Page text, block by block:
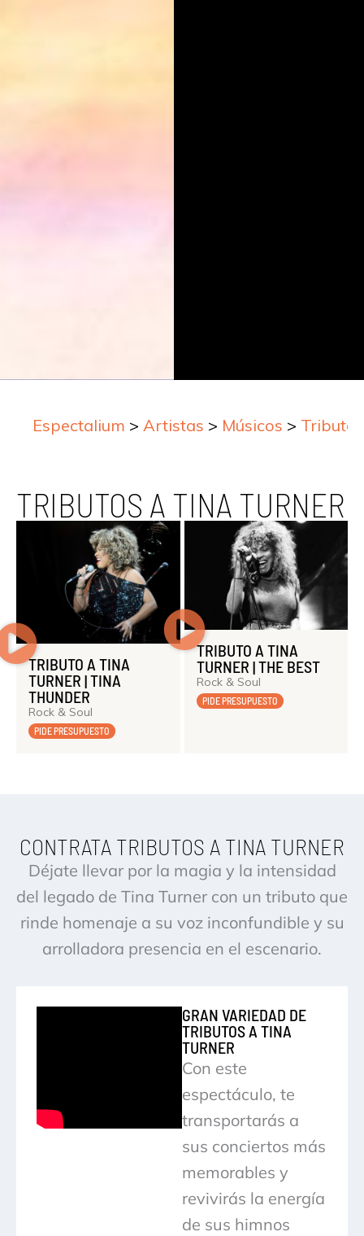
Espectalium > Artistas > Músicos > Tributo
TRIBUTOS A TINA TURNER
TRIBUTO A TINA
TURNER | TINA
THUNDER
Rock & Soul
PIDE PRESUPUESTO
TRIBUTO A TINA
TURNER | THE BEST
Rock & Soul
PIDE PRESUPUESTO
CONTRATA TRIBUTOS A TINA TURNER
Déjate llevar por la magia y la intensidad
del legado de Tina Turner con un tributo que
rinde homenaje a su voz inconfundible y su
arrolladora presencia en el escenario.
GRAN VARIEDAD DE
TRIBUTOS A TINA
TURNER
Con este
espectáculo, te
transportarás a
sus conciertos más
memorables y
revivirás la energía
de sus himnos